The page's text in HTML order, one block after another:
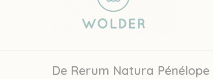
De Rerum Natura